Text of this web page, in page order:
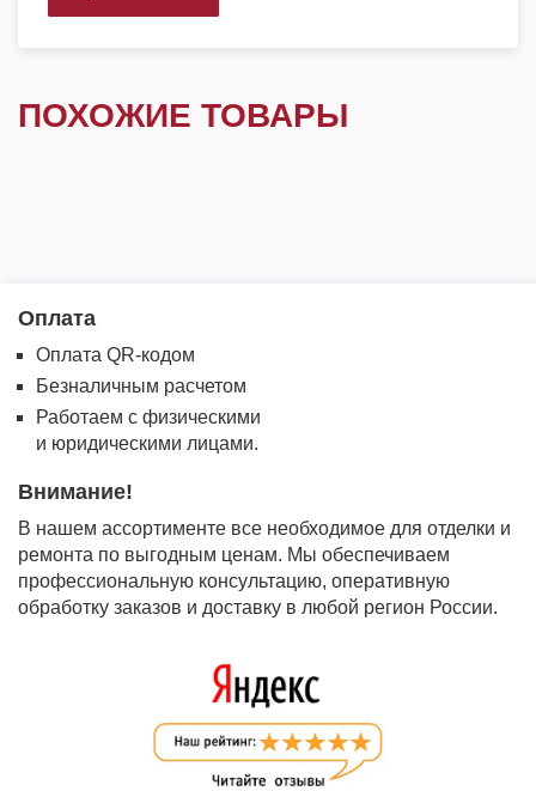
ПОХОЖИЕ ТОВАРЫ
Оплата
Оплата QR-кодом
Безналичным расчетом
Работаем с физическими
и юридическими лицами.
Внимание!
В нашем ассортименте все необходимое для отделки и
ремонта по выгодным ценам. Мы обеспечиваем
профессиональную консультацию, оперативную
обработку заказов и доставку в любой регион России.